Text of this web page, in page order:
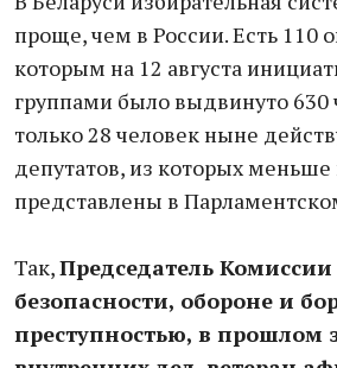
проще, чем в России. Есть 110
которым на 12 августа
группами было выдвинуто 630
только 28 человек ныне
депутатов, из которых
представлены в
Так,Председатель
безопасности, обороне и
преступностью, в прошлом